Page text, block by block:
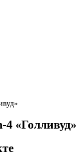
«Голливуд»